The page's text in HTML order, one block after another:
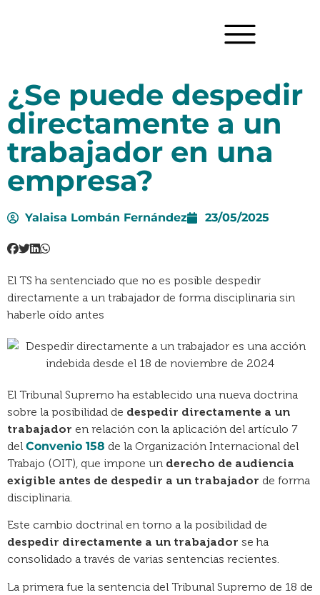
¿Se puede despedir
directamente a un
trabajador en una
empresa?
Yalaisa Lombán Fernández 23/05/2025
El TS ha sentenciado que no es posible despedir
directamente a un trabajador de forma disciplinaria sin
haberle oído antes
El Tribunal Supremo ha establecido una nueva doctrina
sobre la posibilidad de despedir directamente a un
trabajador en relación con la aplicación del artículo 7
del Convenio 158 de la Organización Internacional del
Trabajo (OIT), que impone un derecho de audiencia
exigible antes de despedir a un trabajador de forma
disciplinaria.
Este cambio doctrinal en torno a la posibilidad de
despedir directamente a un trabajador se ha
consolidado a través de varias sentencias recientes.
La primera fue la sentencia del Tribunal Supremo de 18 de